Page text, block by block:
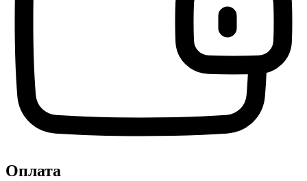
Оплата